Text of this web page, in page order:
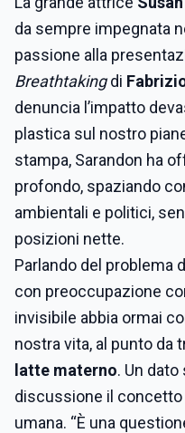
da sempre impegnata
passione alla
Breathtakingdi
denuncia l’impatto
plastica sul nostro
stampa, Sarandon ha
profondo, spaziando
ambientali e politici,
posizioni nette.
Parlando del problema
con preoccupazione
invisibile abbia ormai
nostra vita, al punto da
latte materno. Un
discussione il
umana. “È una